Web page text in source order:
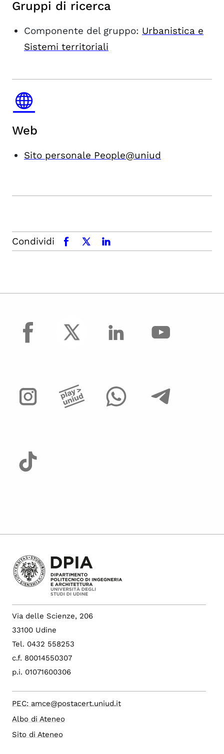
Gruppi di ricerca
Componente del gruppo: Urbanistica e
Sistemi territoriali
Web
Sito personale People@uniud
Condividi facebookx.comlinkedin
facebook
Via delle Scienze, 206
33100 Udine
Tel. 0432 558253
c.f. 80014550307
p.i. 01071600306
PEC: amce@postacert.uniud.it
Albo di Ateneo
Sito di Ateneo